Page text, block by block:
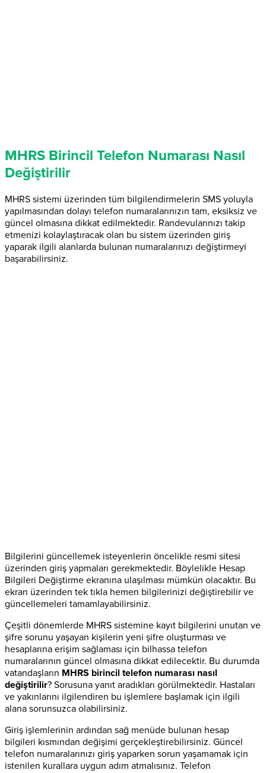
MHRS Birincil Telefon Numarası Nasıl
Değiştirilir
MHRS sistemi üzerinden tüm bilgilendirmelerin SMS yoluyla
yapılmasından dolayı telefon numaralarınızın tam, eksiksiz ve
güncel olmasına dikkat edilmektedir. Randevularınızı takip
etmenizi kolaylaştıracak olan bu sistem üzerinden giriş
yaparak ilgili alanlarda bulunan numaralarınızı değiştirmeyi
başarabilirsiniz.
Bilgilerini güncellemek isteyenlerin öncelikle resmi sitesi
üzerinden giriş yapmaları gerekmektedir. Böylelikle Hesap
Bilgileri Değiştirme ekranına ulaşılması mümkün olacaktır. Bu
ekran üzerinden tek tıkla hemen bilgilerinizi değiştirebilir ve
güncellemeleri tamamlayabilirsiniz.
Çeşitli dönemlerde MHRS sistemine kayıt bilgilerini unutan ve
şifre sorunu yaşayan kişilerin yeni şifre oluşturması ve
hesaplarına erişim sağlaması için bilhassa telefon
numaralarının güncel olmasına dikkat edilecektir. Bu durumda
vatandaşların MHRS birincil telefon numarası nasıl
değiştirilir? Sorusuna yanıt aradıkları görülmektedir. Hastaları
ve yakınlarını ilgilendiren bu işlemlere başlamak için ilgili
alana sorunsuzca olabilirsiniz.
Giriş işlemlerinin ardından sağ menüde bulunan hesap
bilgileri kısmından değişimi gerçekleştirebilirsiniz. Güncel
telefon numaralarınızı giriş yaparken sorun yaşamamak için
istenilen kurallara uygun adım atmalısınız. Telefon